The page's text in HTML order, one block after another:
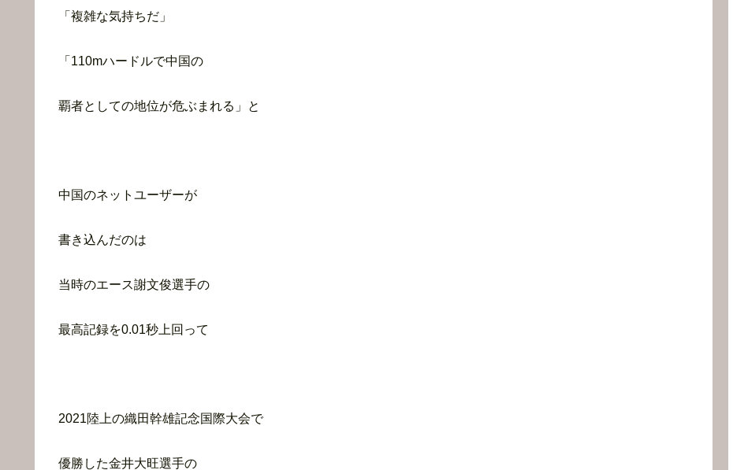
「複雑な気持ちだ」
「110mハードルで中国の
覇者としての地位が危ぶまれる」と
中国のネットユーザーが
書き込んだのは
当時のエース謝文俊選手の
最高記録を0.01秒上回って
2021陸上の織田幹雄記念国際大会で
優勝した金井大旺選手の